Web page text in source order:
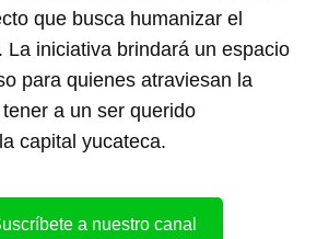
que busca humanizar el
La iniciativa brindará un espacio
para quienes atraviesan la
a un ser querido
capital yucateca.
a nuestro canal